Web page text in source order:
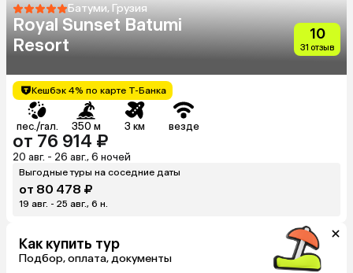
Батуми, Грузия
Royal Sunset Batumi
Resort
10
31 отзыв
Кешбэк 4% по карте Т-Банка
пес./гал. 350 м 3 км везде
от 76 914 ₽
20 авг. - 26 авг., 6 ночей
Выгодные туры на соседние даты
от 80 478 ₽
19 авг. - 25 авг., 6 н.
Как купить тур
Подбор, оплата, документы